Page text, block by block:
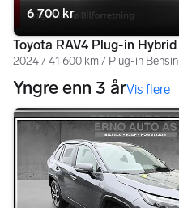
6 700 kr
Toyota RAV4 Plug-in Hybrid
2024 / 41 600 km / Plug-in Bensin
Yngre enn 3 årVis flere